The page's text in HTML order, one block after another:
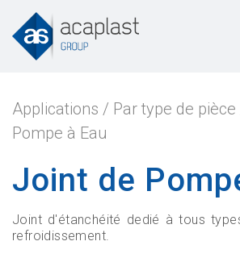
Applications / Par type de pièce
Pompe à Eau
Joint de
Joint d'étanchéité dedié à tous
refroidissement.